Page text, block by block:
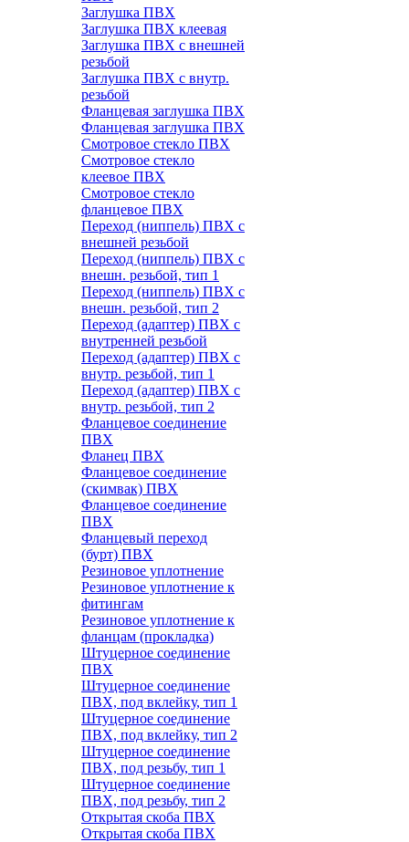
Заглушка ПВХ
Заглушка ПВХ клеевая
Заглушка ПВХ с внешней
резьбой
Заглушка ПВХ с внутр.
резьбой
Фланцевая заглушка ПВХ
Фланцевая заглушка ПВХ
Смотровое стекло ПВХ
Смотровое стекло
клеевое ПВХ
Смотровое стекло
фланцевое ПВХ
Переход (ниппель) ПВХ с
внешней резьбой
Переход (ниппель) ПВХ с
внешн. резьбой, тип 1
Переход (ниппель) ПВХ с
внешн. резьбой, тип 2
Переход (адаптер) ПВХ с
внутренней резьбой
Переход (адаптер) ПВХ с
внутр. резьбой, тип 1
Переход (адаптер) ПВХ с
внутр. резьбой, тип 2
Фланцевое соединение
ПВХ
Фланец ПВХ
Фланцевое соединение
(скимвак) ПВХ
Фланцевое соединение
ПВХ
Фланцевый переход
(бурт) ПВХ
Резиновое уплотнение
Резиновое уплотнение к
фитингам
Резиновое уплотнение к
фланцам (прокладка)
Штуцерное соединение
ПВХ
Штуцерное соединение
ПВХ, под вклейку, тип 1
Штуцерное соединение
ПВХ, под вклейку, тип 2
Штуцерное соединение
ПВХ, под резьбу, тип 1
Штуцерное соединение
ПВХ, под резьбу, тип 2
Открытая скоба ПВХ
Открытая скоба ПВХ